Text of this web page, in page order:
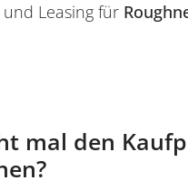
Leasing für
mal den